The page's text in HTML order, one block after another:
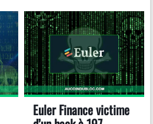
Euler Finance victime